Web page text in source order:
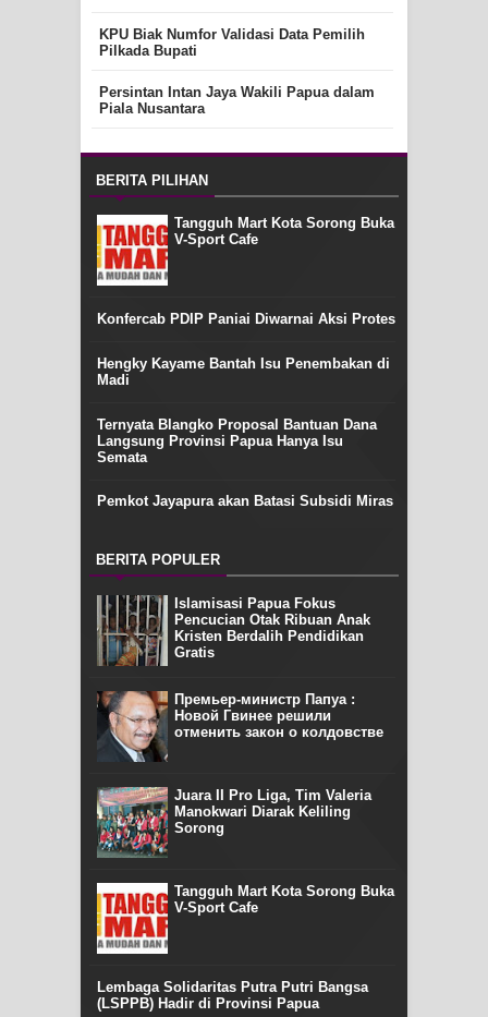
KPU Biak Numfor Validasi Data Pemilih
Pilkada Bupati
Persintan Intan Jaya Wakili Papua dalam
Piala Nusantara
BERITA PILIHAN
Tangguh Mart Kota Sorong Buka
V-Sport Cafe
Konfercab PDIP Paniai Diwarnai Aksi Protes
Hengky Kayame Bantah Isu Penembakan di
Madi
Ternyata Blangko Proposal Bantuan Dana
Langsung Provinsi Papua Hanya Isu
Semata
Pemkot Jayapura akan Batasi Subsidi Miras
BERITA POPULER
Islamisasi Papua Fokus
Pencucian Otak Ribuan Anak
Kristen Berdalih Pendidikan
Gratis
Премьер-министр Папуа :
Новой Гвинее решили
отменить закон о колдовстве
Juara II Pro Liga, Tim Valeria
Manokwari Diarak Keliling
Sorong
Tangguh Mart Kota Sorong Buka
V-Sport Cafe
Lembaga Solidaritas Putra Putri Bangsa
(LSPPB) Hadir di Provinsi Papua